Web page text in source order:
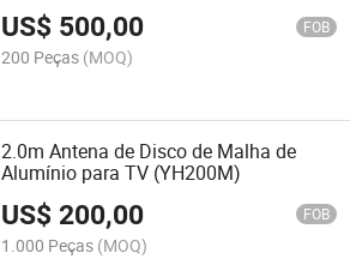
US$ 500,00 FOB
200 Peças (MOQ)
2.0m Antena de Disco de Malha de
Alumínio para TV (YH200M)
US$200,00 FOB
1.000 Peças (MOQ)